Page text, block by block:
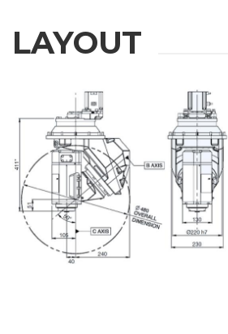
REQUEST
INFORMATION
Fill out the online form to be contacted
LAYOUT